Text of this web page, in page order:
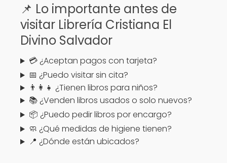
📌 Lo importante antes de
visitar Librería Cristiana El
Divino Salvador
💳 ¿Aceptan pagos con tarjeta?
📅 ¿Puedo visitar sin cita?
👨‍👩‍👧 ¿Tienen libros para niños?
📚 ¿Venden libros usados o solo nuevos?
📦 ¿Puedo pedir libros por encargo?
🧼 ¿Qué medidas de higiene tienen?
📍 ¿Dónde están ubicados?